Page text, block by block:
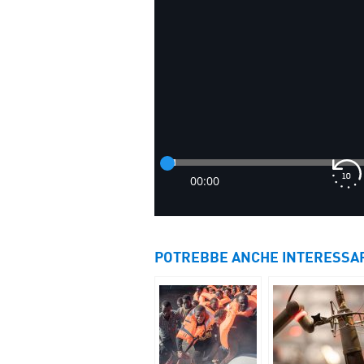
POTREBBE ANCHE